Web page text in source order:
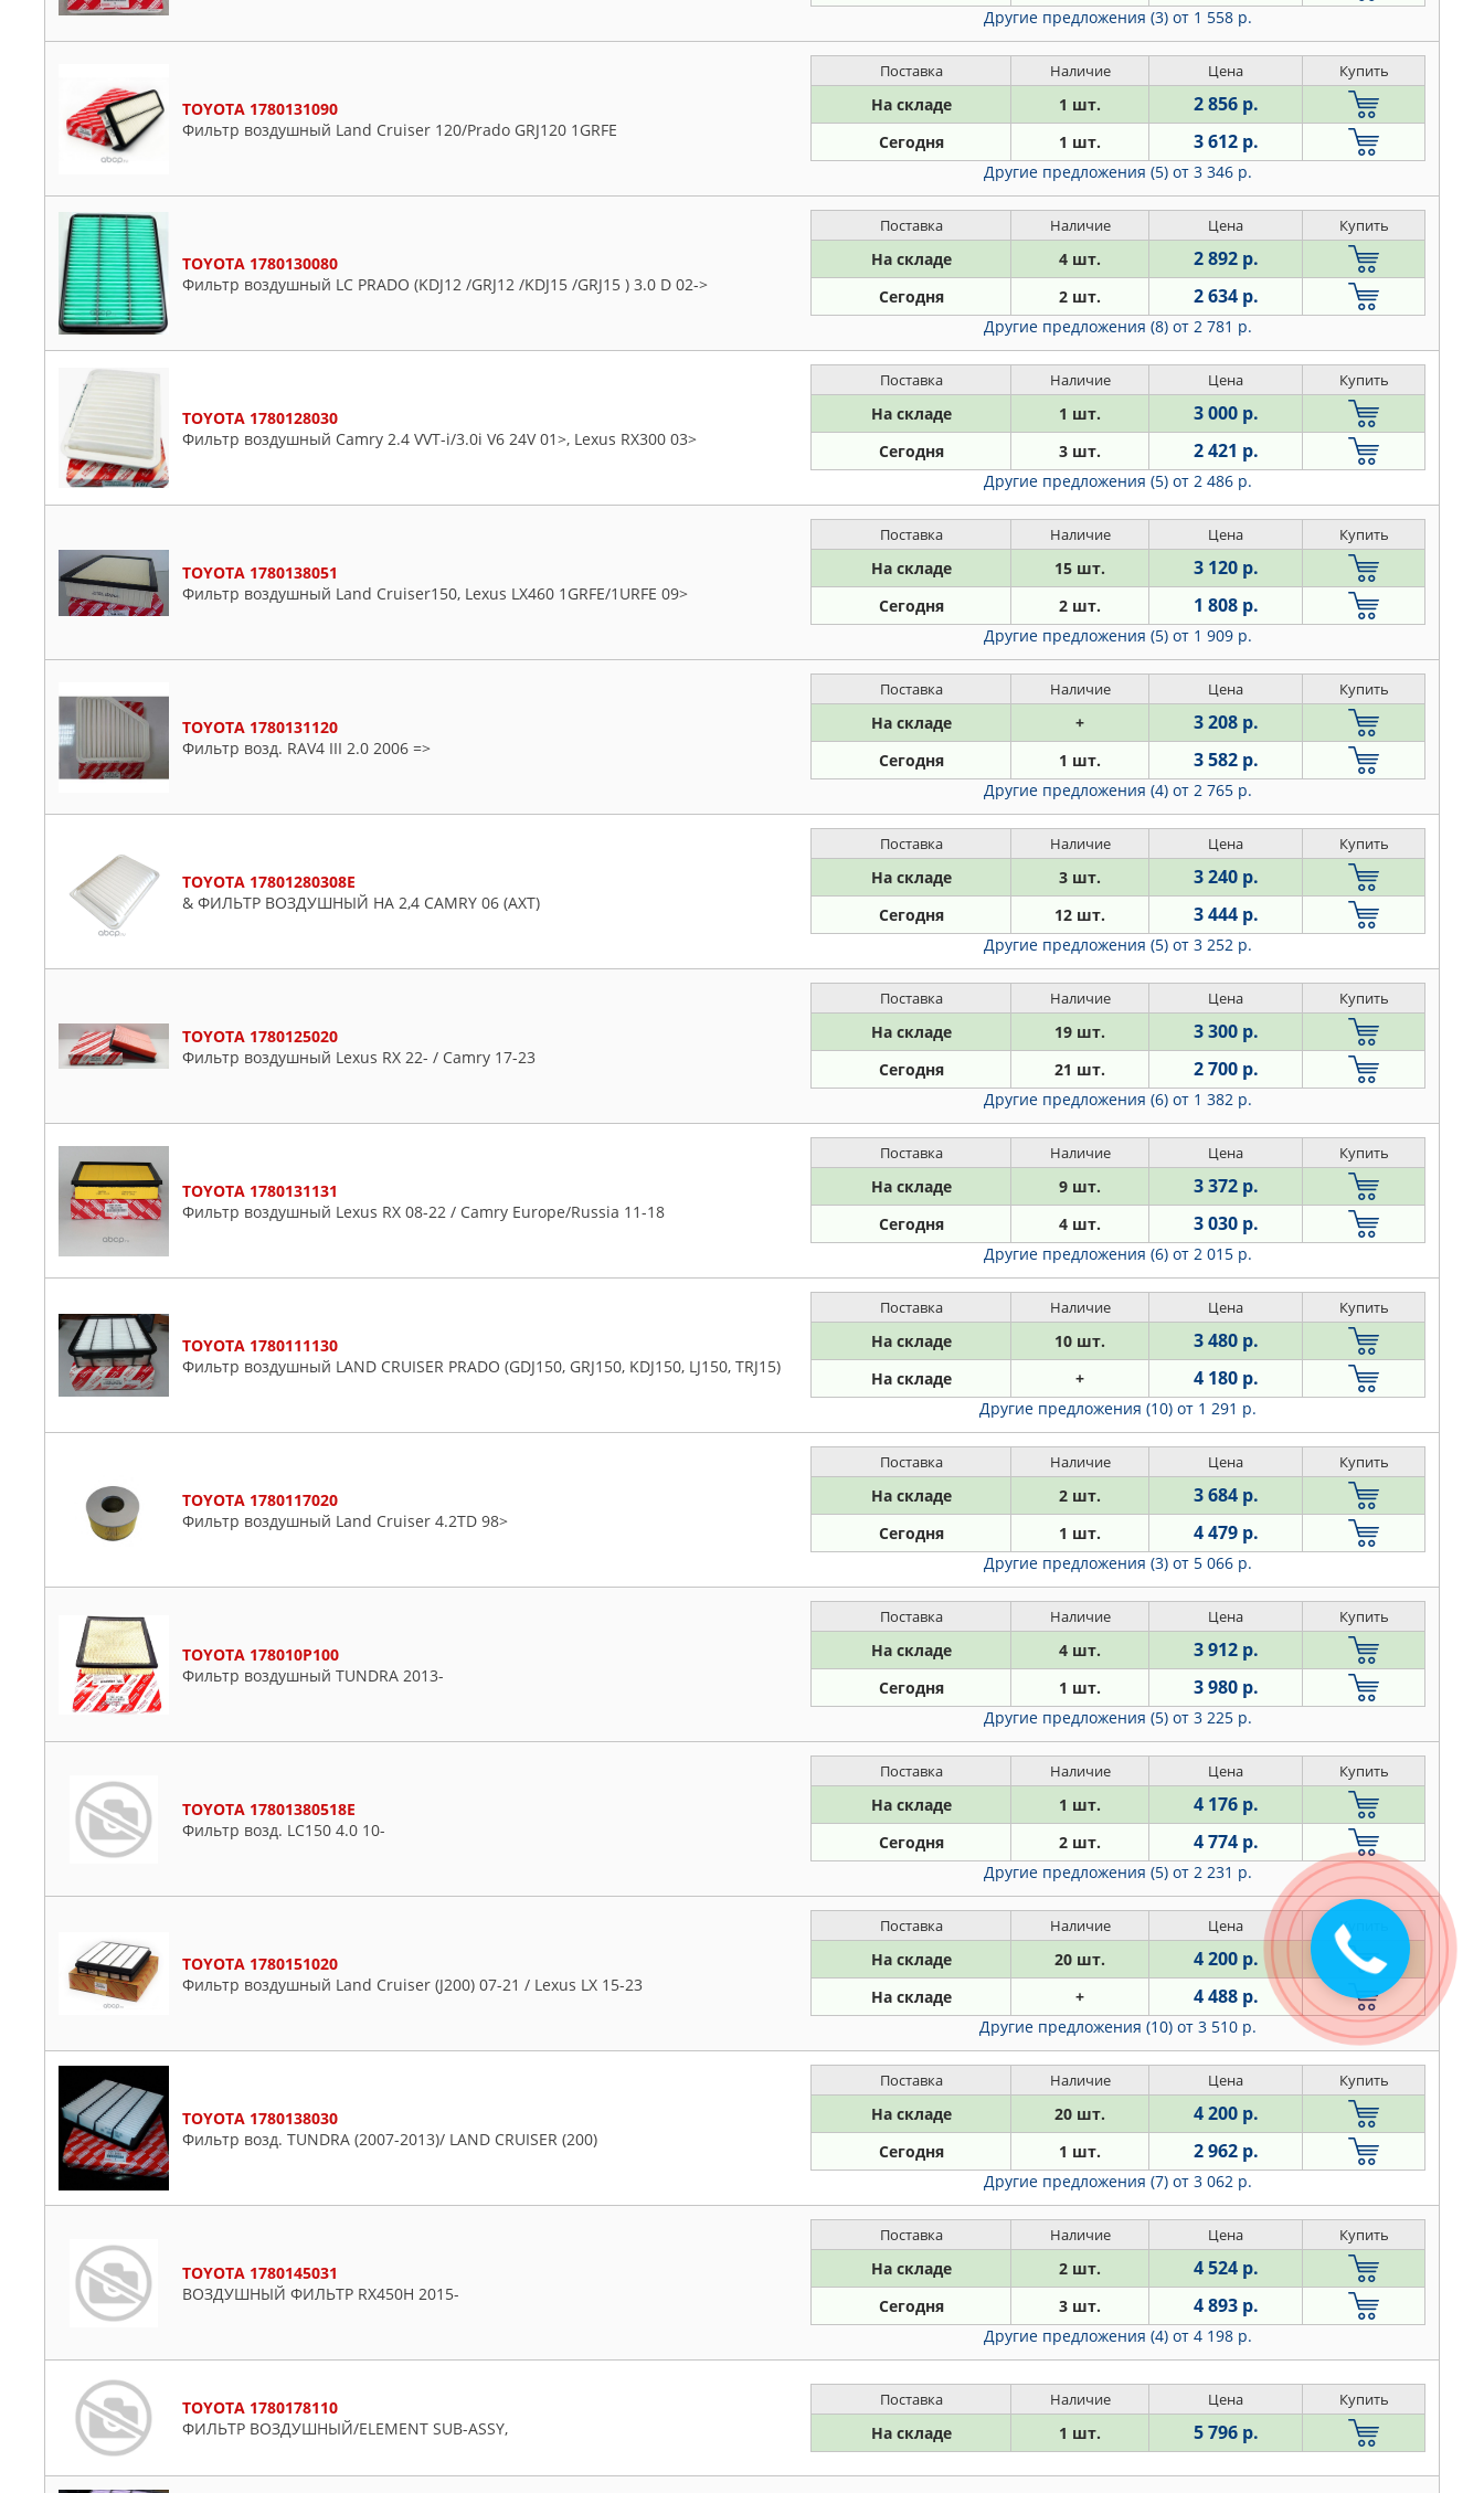
Passo
Picnic
Porte
Premio
Previa
Probox
Ractis
Raum
Rav4
Reiz
Sequoia
Sienna
Sienta
Solara
Tundra
Urban
Venza
Vios
Will
Windom
Wish
Yaris
Zelas
Другие предложения (3) от 1 558 р.
TOYOTA 1780131090
Фильтр воздушный Land Cruiser 120/Prado GRJ120 1GRFE
Поставка Наличие Цена Купить
На складе 1 шт. 2 856 р.
Сегодня 1 шт. 3 612 р.
Другие предложения (5) от 3 346 р.
TOYOTA 1780130080
Фильтр воздушный LC PRADO (KDJ12 /GRJ12 /KDJ15 /GRJ15 ) 3.0 D 02->
Поставка Наличие Цена Купить
На складе 4 шт. 2 892 р.
Сегодня 2 шт. 2 634 р.
Другие предложения (8) от 2 781 р.
TOYOTA 1780128030
Фильтр воздушный Camry 2.4 VVT-i/3.0i V6 24V 01>, Lexus RX300 03>
Поставка Наличие Цена Купить
На складе 1 шт. 3 000 р.
Сегодня 3 шт. 2 421 р.
Другие предложения (5) от 2 486 р.
TOYOTA 1780138051
Фильтр воздушный Land Cruiser150, Lexus LX460 1GRFE/1URFE 09>
Поставка Наличие Цена Купить
На складе 15 шт. 3 120 р.
Сегодня 2 шт. 1 808 р.
Другие предложения (5) от 1 909 р.
TOYOTA 1780131120
Фильтр возд. RAV4 III 2.0 2006 =>
Поставка Наличие Цена Купить
На складе + 3 208 р.
Сегодня 1 шт. 3 582 р.
Другие предложения (4) от 2 765 р.
TOYOTA 17801280308E
& ФИЛЬТР ВОЗДУШНЫЙ НА 2,4 CAMRY 06 (АХТ)
Поставка Наличие Цена Купить
На складе 3 шт. 3 240 р.
Сегодня 12 шт. 3 444 р.
Другие предложения (5) от 3 252 р.
TOYOTA 1780125020
Фильтр воздушный Lexus RX 22- / Camry 17-23
Поставка Наличие Цена Купить
На складе 19 шт. 3 300 р.
Сегодня 21 шт. 2 700 р.
Другие предложения (6) от 1 382 р.
TOYOTA 1780131131
Фильтр воздушный Lexus RX 08-22 / Camry Europe/Russia 11-18
Поставка Наличие Цена Купить
На складе 9 шт. 3 372 р.
Сегодня 4 шт. 3 030 р.
Другие предложения (6) от 2 015 р.
TOYOTA 1780111130
Фильтр воздушный LAND CRUISER PRADO (GDJ150, GRJ150, KDJ150, LJ150, TRJ15)
Поставка Наличие Цена Купить
На складе 10 шт. 3 480 р.
На складе + 4 180 р.
Другие предложения (10) от 1 291 р.
TOYOTA 1780117020
Фильтр воздушный Land Cruiser 4.2TD 98>
Поставка Наличие Цена Купить
На складе 2 шт. 3 684 р.
Сегодня 1 шт. 4 479 р.
Другие предложения (3) от 5 066 р.
TOYOTA 178010P100
Фильтр воздушный TUNDRA 2013-
Поставка Наличие Цена Купить
На складе 4 шт. 3 912 р.
Сегодня 1 шт. 3 980 р.
Другие предложения (5) от 3 225 р.
TOYOTA 17801380518E
Фильтр возд. LC150 4.0 10-
Поставка Наличие Цена Купить
На складе 1 шт. 4 176 р.
Сегодня 2 шт. 4 774 р.
Другие предложения (5) от 2 231 р.
TOYOTA 1780151020
Фильтр воздушный Land Cruiser (J200) 07-21 / Lexus LX 15-23
Поставка Наличие Цена Купить
На складе 20 шт. 4 200 р.
На складе + 4 488 р.
Другие предложения (10) от 3 510 р.
TOYOTA 1780138030
Фильтр возд. TUNDRA (2007-2013)/ LAND CRUISER (200)
Поставка Наличие Цена Купить
На складе 20 шт. 4 200 р.
Сегодня 1 шт. 2 962 р.
Другие предложения (7) от 3 062 р.
TOYOTA 1780145031
ВОЗДУШНЫЙ ФИЛЬТР RX450H 2015-
Поставка Наличие Цена Купить
На складе 2 шт. 4 524 р.
Сегодня 3 шт. 4 893 р.
Другие предложения (4) от 4 198 р.
TOYOTA 1780178110
ФИЛЬТР ВОЗДУШНЫЙ/ELEMENT SUB-ASSY,
Поставка Наличие Цена Купить
На складе 1 шт. 5 796 р.
Закажите
звонок